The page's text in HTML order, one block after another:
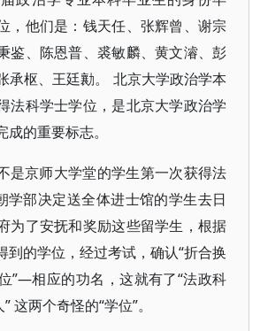
，他们是：钱天任、张辉曾、谢宗
鉴、陈恩普、裘敏麟、黄文濬、彭
承枢、王廷勷。 北京大学政治学本
法科学士学位，是北京大学政治学
的重要标志。
是京师大学堂的学生第一次获得法
学部决定送全体进士馆的学生去日
为了安抚和奖励这些留学生，根据
到的学位，经过考试，确认“折合换
”—相应的功名，这就有了“法政科
这两个奇怪的“学位”。